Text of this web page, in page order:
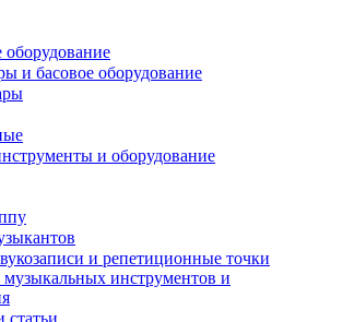
и басовое оборудование
и оборудование
и репетиционные точки
инструментов и